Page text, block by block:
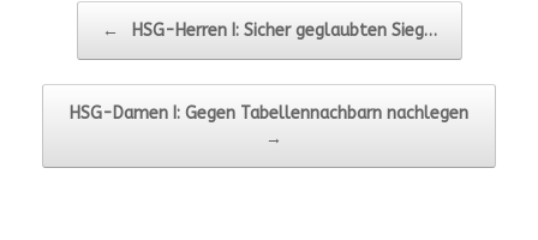
← HSG-Herren I: Sicher geglaubten Sieg…
HSG-Damen I: Gegen Tabellennachbarn nachlegen
→